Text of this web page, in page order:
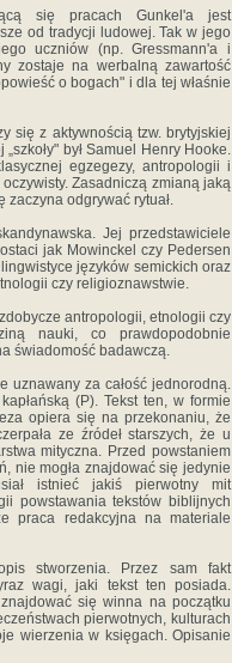
się pracach Gunkel'a jest
od tradycji ludowej. Tak w jego
uczniów (np. Gressmann'a i
zostaje na werbalną zawartość
o bogach" i dla tej właśnie
się z aktywnością tzw. brytyjskiej
był Samuel Henry Hooke.
egzegezy, antropologii i
Zasadniczą zmianą jaką
zaczyna odgrywać rytuał.
Jej przedstawiciele
jak Mowinckel czy Pedersen
języków semickich oraz
czy religioznawstwie.
antropologii, etnologii czy
nauki, co prawdopodobnie
świadomość badawczą.
uznawany za całość jednorodną.
(P). Tekst ten, w formie
opiera się na przekonaniu, że
ze źródeł starszych, że u
mityczna. Przed powstaniem
nie mogła znajdować się jedynie
istnieć jakiś pierwotny mit
powstawania tekstów biblijnych
praca redakcyjna na materiale
stworzenia. Przez sam fakt
wagi, jaki tekst ten posiada.
się winna na początku
pierwotnych, kulturach
wierzenia w księgach. Opisanie